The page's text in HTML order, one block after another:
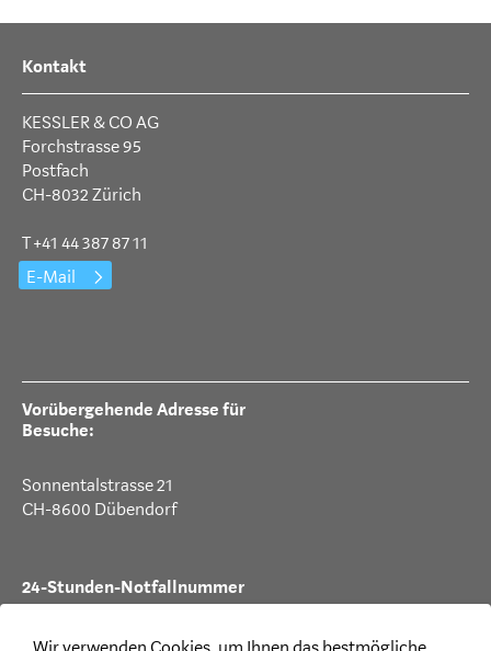
Kontakt
KESSLER & CO AG
Forchstrasse 95
Postfach
CH-8032 Zürich
T +41 44 387 87 11
E-Mail
Vorübergehende Adresse für
Besuche:
Sonnentalstrasse 21
CH-8600 Dübendorf
24-Stunden-Notfallnummer
T +41 44 387 88 99